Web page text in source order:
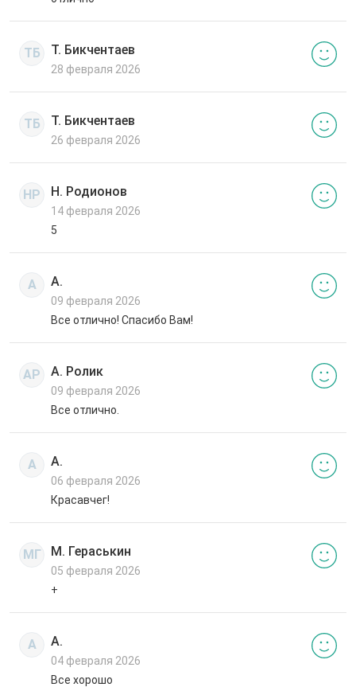
ТБ Т. Бикчентаев
28 февраля 2026
ТБ Т. Бикчентаев
26 февраля 2026
НР Н. Родионов
14 февраля 2026
5
А А.
09 февраля 2026
Все отлично! Спасибо Вам!
АР А. Ролик
09 февраля 2026
Все отлично.
А А.
06 февраля 2026
Красавчег!
МГ М. Гераськин
05 февраля 2026
+
А А.
04 февраля 2026
Все хорошо